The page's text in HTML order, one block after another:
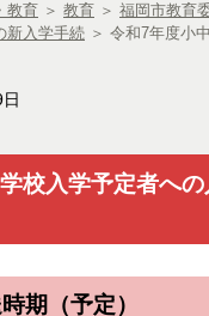
教育 ＞ 教育 ＞ 福岡市教育
新入学手続 ＞ 令和7年度小
校入学予定者へ
期（予定）